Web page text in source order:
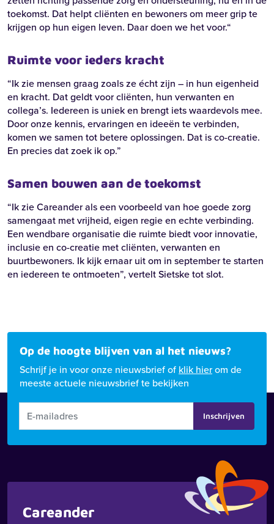
toekomst. Dat helpt cliënten en bewoners om meer grip te
krijgen op hun eigen leven. Daar doen we het voor.“
Ruimte voor ieders kracht
“Ik zie mensen graag zoals ze écht zijn – in hun eigenheid
en kracht. Dat geldt voor cliënten, hun verwanten en
collega’s. Iedereen is uniek en brengt iets waardevols mee.
Door onze kennis, ervaringen en ideeën te verbinden,
komen we samen tot betere oplossingen. Dat is co-creatie.
En precies dat zoek ik op.”
Samen bouwen aan de toekomst
“Ik zie Careander als een voorbeeld van hoe goede zorg
samengaat met vrijheid, eigen regie en echte verbinding.
Een wendbare organisatie die ruimte biedt voor innovatie,
inclusie en co-creatie met cliënten, verwanten en
buurtbewoners. Ik kijk ernaar uit om in september te starten
en iedereen te ontmoeten”, vertelt Sietske tot slot.
Op de hoogte blijven van al het nieuws?
Schrijf je in voor onze nieuwsbrief of klik hierom de
meeste actuele nieuwsbrief te bekijken
Inschrijven
Careander
Zoeken